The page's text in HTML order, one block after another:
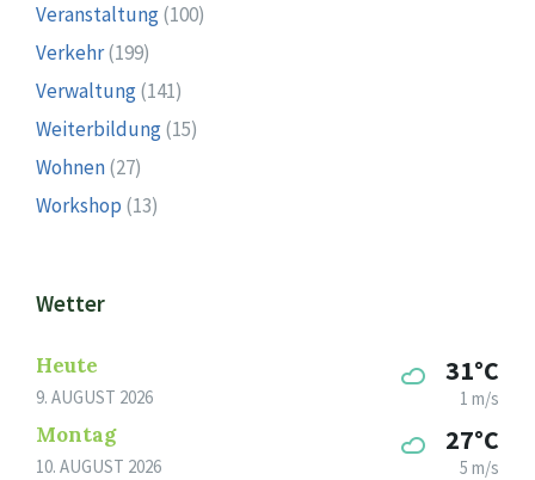
Veranstaltung(100)
Verkehr(199)
Verwaltung(141)
Weiterbildung(15)
Wohnen(27)
Workshop (13)
Wetter
Heute
9. AUGUST 2026
31°C
1 m/s
Montag
10. AUGUST 2026
27°C
5 m/s